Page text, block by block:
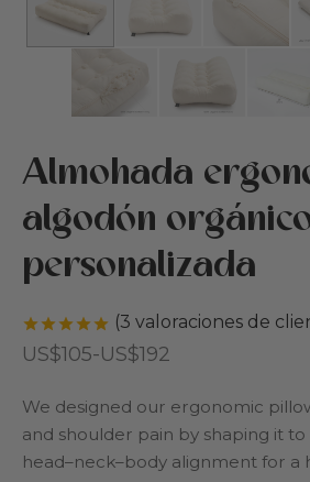
Almohada
algodón
personalizada
Valorado conde 5 en
(3 valoraciones de
US$105-US$192
Rango
precios:
desde
We designed our ergonomic
and shoulder pain by shaping it
head–neck–body alignment for a
frecuentes
de Cottoned
y guardería
para mascotas
y relleno de algodón